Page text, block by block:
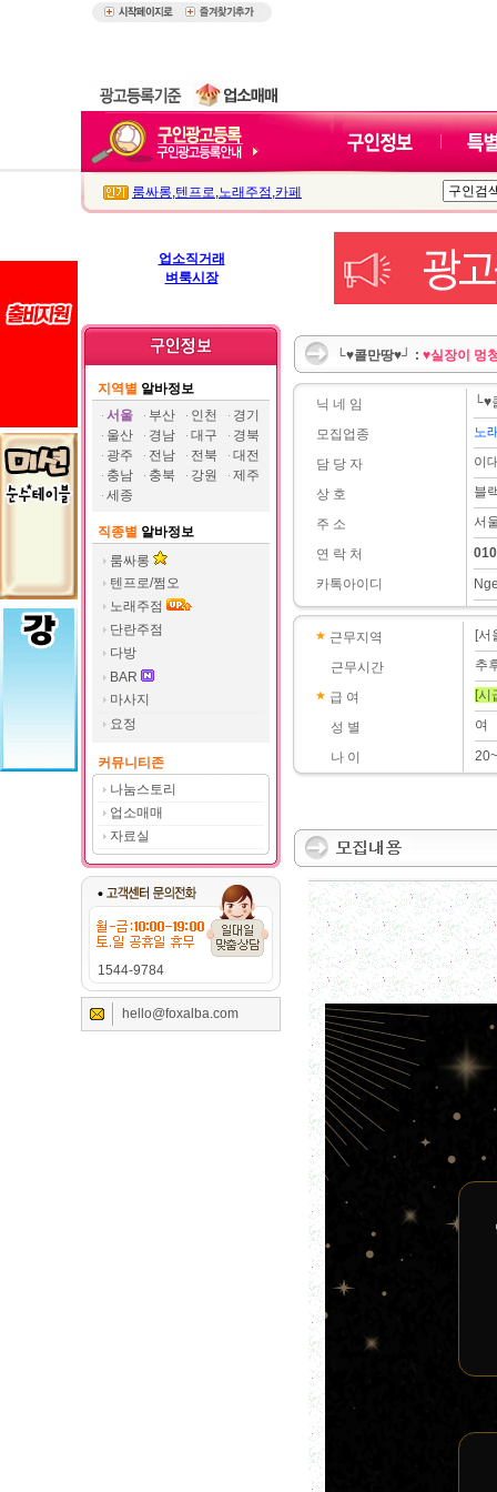
룸싸롱,텐프로,노래주점 ,카페
업소직거래
벼룩시장
지역별 알바정보
서울
부산 인천
경기
울산
경남 대구
경북
광주
전남 전북
대전
충남
충북 강원
제주
세종
직종별 알바정보
룸싸롱
텐프로/쩜오
노래주점
단란주점
다방
BAR
마사지
요정
커뮤니티존
나눔스토리
업소매매
자료실
1544-9784
hello@foxalba.com
└♥콜만땅♥┘ : ♥실장이 멍
닉 네 임
모집업종
담 당 자
상 호
주 소
연 락 처
카톡아이디
└♥
노
이
블
서
근무지역
근무시간
급 여
성 별
나 이
[서
추
[시
여